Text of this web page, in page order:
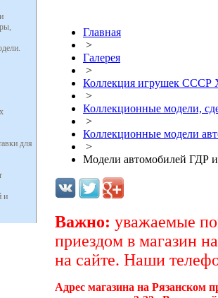
для
и
Главная
>
Галерея
>
Коллекция игрушек
>
Коллекционные модели,
>
Коллекционные модели
>
Модели автомобилей ГДР
Важно: уважаемые
приездом в магазин
на сайте. Наши
Адрес магазина на Рязанском